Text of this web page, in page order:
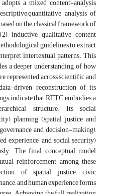
a mixed content-analysis
analysis of
on the classical framework of
inductive qualitative content
guidelines to extract
intertextual patterns. This
a deeper understanding of how
represented across scientific and
driven reconstruction of its
indicate that RTTC embodies a
structure. Its social
planning (spatial justice and
and decision-making),
experience, and social security)
The final conceptual model
reinforcement among these
of spatial justice, civic
and human experience forms